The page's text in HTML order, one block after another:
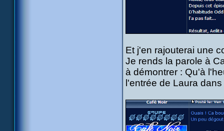
Et j'en rajouterai une
Je rends la parole à
à démontrer : Qu'à
l'entrée de Laura